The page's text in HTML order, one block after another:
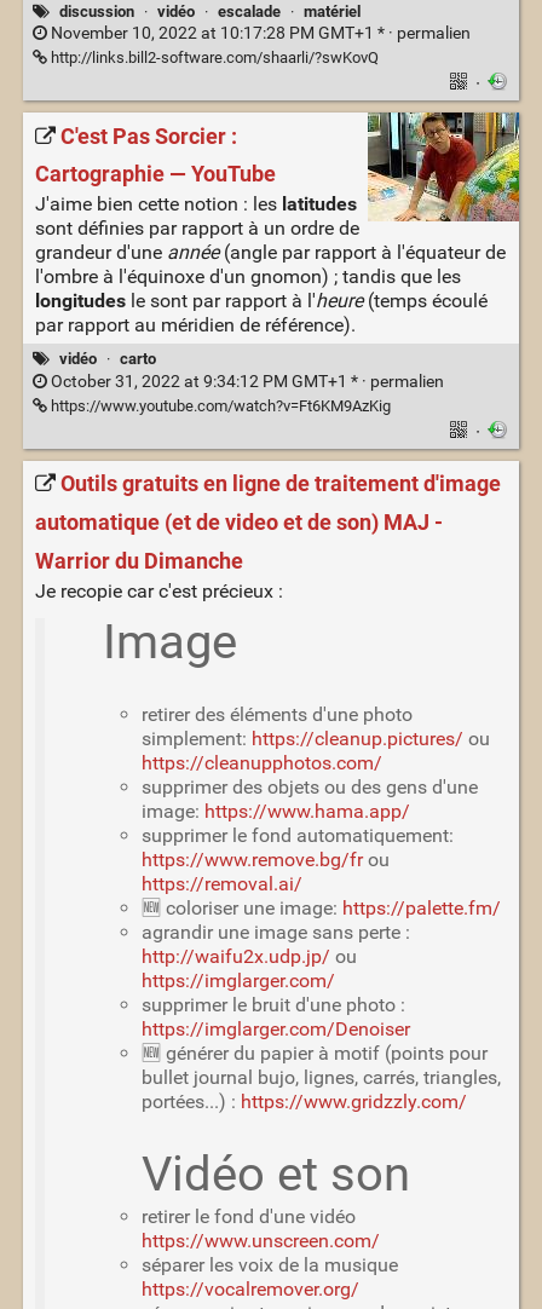
discussion · vidéo · escalade · matériel
November 10, 2022 at 10:17:28 PM GMT+1 * · permalien
http://links.bill2-software.com/shaarli/?swKovQ
·
C'est Pas Sorcier :
Cartographie — YouTube
J'aime bien cette notion : les latitudes
sont définies par rapport à un ordre de
grandeur d'une année(angle par rapport à l'équateur de
l'ombre à l'équinoxe d'un gnomon) ; tandis que les
longitudesle sont par rapport à l'heure(temps écoulé
par rapport au méridien de référence).
vidéo · carto
October 31, 2022 at 9:34:12 PM GMT+1 * · permalien
https://www.youtube.com/watch?v=Ft6KM9AzKig
·
Outils gratuits en ligne de traitement d'image
automatique (et de video et de son) MAJ -
Warrior du Dimanche
Je recopie car c'est précieux :
Image
retirer des éléments d'une photo
simplement: https://cleanup.pictures/ ou
https://cleanupphotos.com/
supprimer des objets ou des gens d'une
image: https://www.hama.app/
supprimer le fond automatiquement:
https://www.remove.bg/frou
https://removal.ai/
🆕 coloriser une image: https://palette.fm/
agrandir une image sans perte :
http://waifu2x.udp.jp/ ou
https://imglarger.com/
supprimer le bruit d'une photo :
https://imglarger.com/Denoiser
🆕 générer du papier à motif (points pour
bullet journal bujo, lignes, carrés, triangles,
portées...) : https://www.gridzzly.com/
Vidéo et son
retirer le fond d'une vidéo
https://www.unscreen.com/
séparer les voix de la musique
https://vocalremover.org/